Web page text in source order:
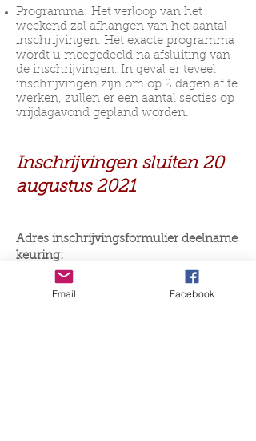
Programma: Het verloop van het
weekend zal afhangen van het aantal
inschrijvingen. Het exacte programma
wordt u meegedeeld na afsluiting van
de inschrijvingen. In geval er teveel
inschrijvingen zijn om op 2 dagen af te
werken, zullen er een aantal secties op
vrijdagavond gepland worden.
Inschrijvingen sluiten 20
augustus 2021
Adres inschrijvingsformulier deelname
keuring:
Voor Nederland: per email naar:
campeonatopre@gmail.com
Email Facebook